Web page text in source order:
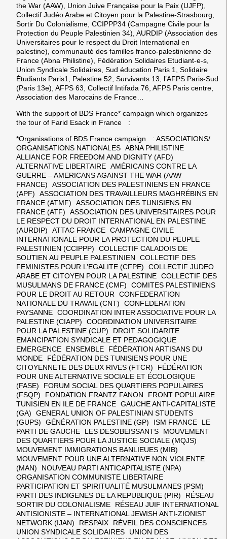
the War (AAW), Union Juive Française pour la Paix (UJFP),
Collectif Judéo Arabe et Citoyen pour la Palestine-Strasbourg,
Sortir Du Colonialisme, CCIPPP34 (Campagne Civile pour la
Protection du Peuple Palestinien 34), AURDIP (Association des
Universitaires pour le respect du Droit International en
palestine), communauté des familles franco-palestinienne de
France (Abna Philistine), Fédération Solidaires Etudiant-e-s,
Union Syndicale Solidaires, Sud éducation Paris 1, Solidaire
Étudiants Paris1, Palestine 52, Survivants 13, l’AFPS Paris-Sud
(Paris 13e), AFPS 63, Collectif Intifada 76, AFPS Paris centre,
Association des Marocains de France…
With the support of BDS France* campaign which organizes
the tour of Farid Esack in France :
*Organisations of BDS France campaign : ASSOCIATIONS/
ORGANISATIONS NATIONALES ABNA PHILISTINE
ALLIANCE FOR FREEDOM AND DIGNITY (AFD)
ALTERNATIVE LIBERTAIRE AMÉRICAINS CONTRE LA
GUERRE – AMERICANS AGAINST THE WAR (AAW
FRANCE) ASSOCIATION DES PALESTINIENS EN FRANCE
(APF) ASSOCIATION DES TRAVAILLEURS MAGHRÉBINS EN
FRANCE (ATMF) ASSOCIATION DES TUNISIENS EN
FRANCE (ATF) ASSOCIATION DES UNIVERSITAIRES POUR
LE RESPECT DU DROIT INTERNATIONAL EN PALESTINE
(AURDIP) ATTAC FRANCE CAMPAGNE CIVILE
INTERNATIONALE POUR LA PROTECTION DU PEUPLE
PALESTINIEN (CCIPPP) COLLECTIF CALADOIS DE
SOUTIEN AU PEUPLE PALESTINIEN COLLECTIF DES
FEMINISTES POUR L’EGALITE (CFPE) COLLECTIF JUDEO
ARABE ET CITOYEN POUR LA PALESTINE COLLECTIF DES
MUSULMANS DE FRANCE (CMF) COMITES PALESTINIENS
POUR LE DROIT AU RETOUR CONFEDERATION
NATIONALE DU TRAVAIL (CNT) CONFEDERATION
PAYSANNE COORDINATION INTER ASSOCIATIVE POUR LA
PALESTINE (CIAPP) COORDINATION UNIVERSITAIRE
POUR LA PALESTINE (CUP) DROIT SOLIDARITE
EMANCIPATION SYNDICALE ET PEDAGOGIQUE
EMERGENCE ENSEMBLE FÉDÉRATION ARTISANS DU
MONDE FÉDÉRATION DES TUNISIENS POUR UNE
CITOYENNETE DES DEUX RIVES (FTCR) FÉDÉRATION
POUR UNE ALTERNATIVE SOCIALE ET ÉCOLOGIQUE
(FASE) FORUM SOCIAL DES QUARTIERS POPULAIRES
(FSQP) FONDATION FRANTZ FANON FRONT POPULAIRE
TUNISIEN EN ILE DE FRANCE GAUCHE ANTI-CAPITALISTE
(GA) GENERAL UNION OF PALESTINIAN STUDENTS
(GUPS) GÉNÉRATION PALESTINE (GP) ISM FRANCE LE
PARTI DE GAUCHE LES DESOBEISSANTS MOUVEMENT
DES QUARTIERS POUR LA JUSTICE SOCIALE (MQJS)
MOUVEMENT IMMIGRATIONS BANLIEUES (MIB)
MOUVEMENT POUR UNE ALTERNATIVE NON VIOLENTE
(MAN) NOUVEAU PARTI ANTICAPITALISTE (NPA)
ORGANISATION COMMUNISTE LIBERTAIRE
PARTICIPATION ET SPIRITUALITÉ MUSULMANES (PSM)
PARTI DES INDIGENES DE LA REPUBLIQUE (PIR) RÉSEAU
SORTIR DU COLONIALISME RÉSEAU JUIF INTERNATIONAL
ANTISIONISTE – INTERNATIONAL JEWISH ANTI-ZIONIST
NETWORK (IJAN) RESPAIX RÉVEIL DES CONSCIENCES
UNION SYNDICALE SOLIDAIRES UNION DES